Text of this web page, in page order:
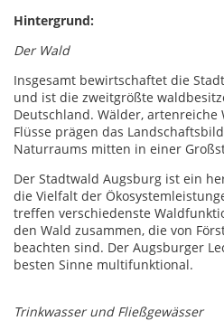
Hintergrund:
Der Wald
Insgesamt bewirtschaftet die
und ist die zweitgrößte
Deutschland. Wälder, artenreiche
Flüsse prägen das
Naturraums mitten in einer
Der Stadtwald Augsburg ist ein
die Vielfalt der
treffen verschiedenste
den Wald zusammen, die von
beachten sind. Der Augsburger
besten Sinne multifunktional.
Trinkwasser und Fließgewässer